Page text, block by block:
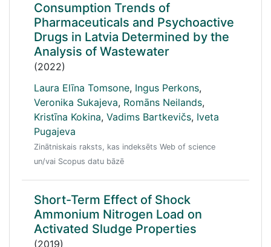
Consumption Trends of
Pharmaceuticals and Psychoactive
Drugs in Latvia Determined by the
Analysis of Wastewater
(2022)
Laura Elīna Tomsone, Ingus Perkons,
Veronika Sukajeva, Romāns Neilands,
Kristīna Kokina, Vadims Bartkevičs, Iveta
Pugajeva
Zinātniskais raksts, kas indeksēts Web of science
un/vai Scopus datu bāzē
Short-Term Effect of Shock
Ammonium Nitrogen Load on
Activated Sludge Properties
(2019)